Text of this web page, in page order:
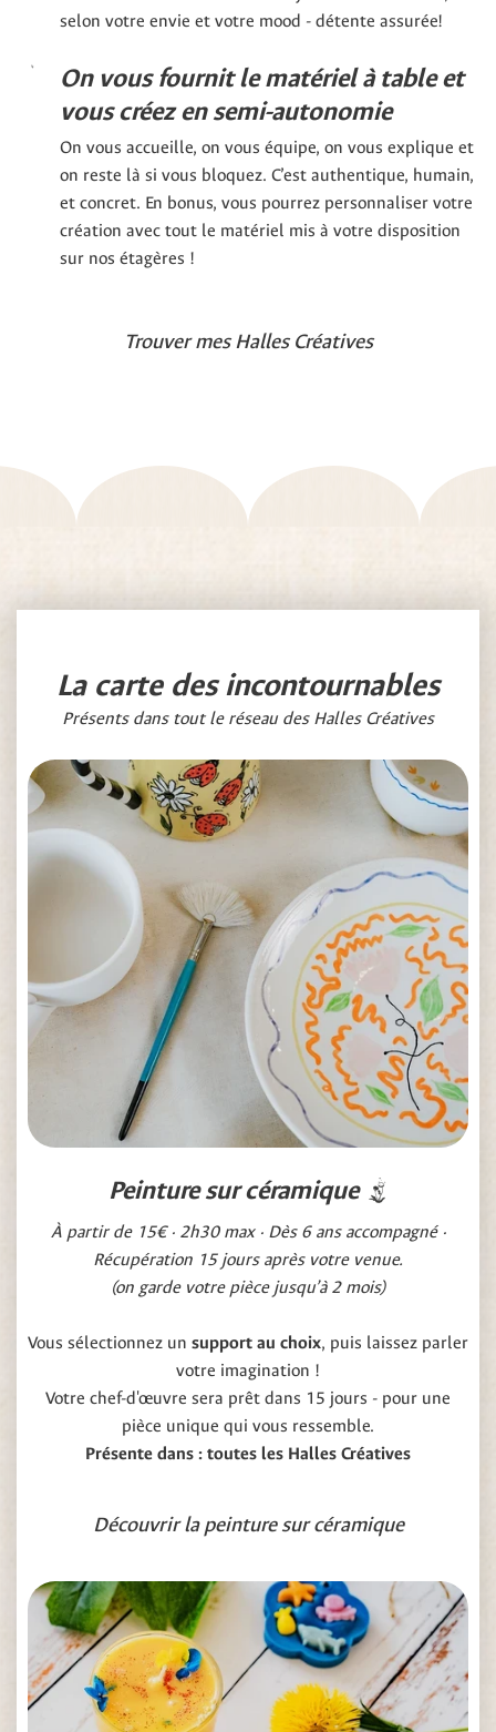
selon votre envie et votre mood - détente assurée!
On vous fournit le matériel à table et
vous créez en semi-autonomie
On vous accueille, on vous équipe, on vous explique et
on reste là si vous bloquez. C’est authentique, humain,
et concret. En bonus, vous pourrez personnaliser votre
création avec tout le matériel mis à votre disposition
sur nos étagères !
Trouver mes Halles Créatives
La carte des incontournables
Présents dans tout le réseau des Halles Créatives
Peinture sur céramique
À partir de 15€ · 2h30 max · Dès 6 ans accompagné ·
Récupération 15 jours après votre venue.
(on garde votre pièce jusqu’à 2 mois)
Vous sélectionnez un support au choix, puis laissez parler
votre imagination !
Votre chef-d'œuvre sera prêt dans 15 jours - pour une
pièce unique qui vous ressemble.
Présente dans : toutes les Halles Créatives
Découvrir la peinture sur céramique